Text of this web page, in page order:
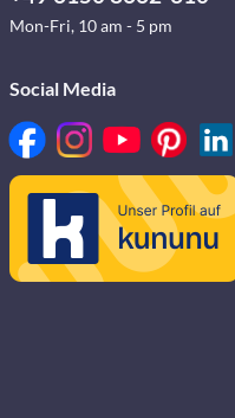
Mon-Fri, 10 am - 5 pm
Social Media